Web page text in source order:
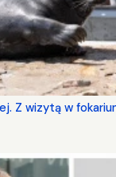
Z wizytą w